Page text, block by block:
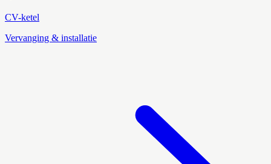
CV-ketel
Vervanging & installatie